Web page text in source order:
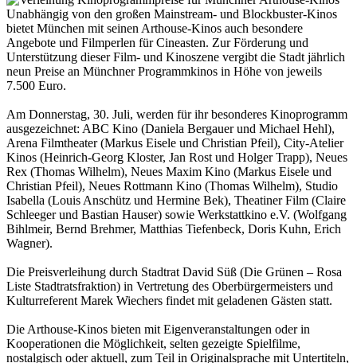
Unabhängig von den großen Mainstream- und Blockbuster-Kinos
bietet München mit seinen Arthouse-Kinos auch besondere
Angebote und Filmperlen für Cineasten. Zur Förderung und
Unterstützung dieser Film- und Kinoszene vergibt die Stadt jährlich
neun Preise an Münchner Programmkinos in Höhe von jeweils
7.500 Euro.
Am Donnerstag, 30. Juli, werden für ihr besonderes Kinoprogramm
ausgezeichnet: ABC Kino (Daniela Bergauer und Michael Hehl),
Arena Filmtheater (Markus Eisele und Christian Pfeil), City-Atelier
Kinos (Heinrich-Georg Kloster, Jan Rost und Holger Trapp), Neues
Rex (Thomas Wilhelm), Neues Maxim Kino (Markus Eisele und
Christian Pfeil), Neues Rottmann Kino (Thomas Wilhelm), Studio
Isabella (Louis Anschütz und Hermine Bek), Theatiner Film (Claire
Schleeger und Bastian Hauser) sowie Werkstattkino e.V. (Wolfgang
Bihlmeir, Bernd Brehmer, Matthias Tiefenbeck, Doris Kuhn, Erich
Wagner).
Die Preisverleihung durch Stadtrat David Süß (Die Grünen – Rosa
Liste Stadtratsfraktion) in Vertretung des Oberbürgermeisters und
Kulturreferent Marek Wiechers findet mit geladenen Gästen statt.
Die Arthouse-Kinos bieten mit Eigenveranstaltungen oder in
Kooperationen die Möglichkeit, selten gezeigte Spielfilme,
nostalgisch oder aktuell, zum Teil in Originalsprache mit Untertiteln,